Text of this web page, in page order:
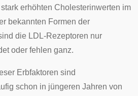
erhöhten Cholesterinwerten im
bekannten Formen der
die LDL-Rezeptoren nur
oder fehlen ganz.
Erbfaktoren sind
schon in jüngeren Jahren von